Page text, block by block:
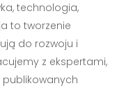
technologia,
to tworzenie
do rozwoju i
z ekspertami,